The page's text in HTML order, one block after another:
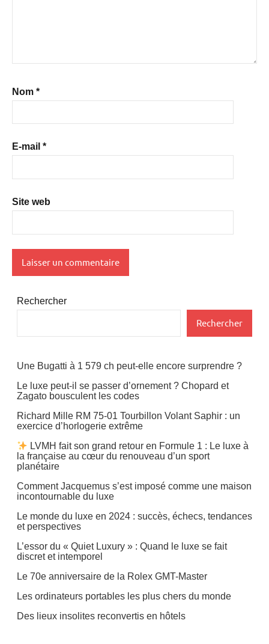
Nom *
E-mail *
Site web
Rechercher
Rechercher
Une Bugatti à 1 579 ch peut-elle encore surprendre ?
Le luxe peut-il se passer d’ornement ? Chopard et
Zagato bousculent les codes
Richard Mille RM 75-01 Tourbillon Volant Saphir : un
exercice d’horlogerie extrême
LVMH fait son grand retour en Formule 1 : Le luxe à
la française au cœur du renouveau d’un sport
planétaire
Comment Jacquemus s’est imposé comme une maison
incontournable du luxe
Le monde du luxe en 2024 : succès, échecs, tendances
et perspectives
L’essor du « Quiet Luxury » : Quand le luxe se fait
discret et intemporel
Le 70e anniversaire de la Rolex GMT-Master
Les ordinateurs portables les plus chers du monde
Des lieux insolites reconvertis en hôtels